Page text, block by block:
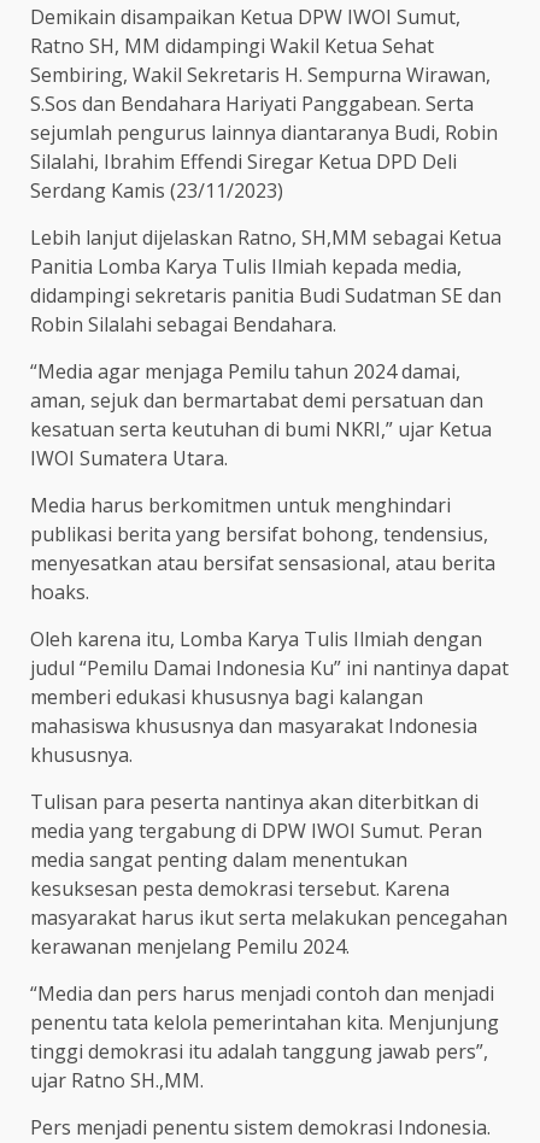
Demikain disampaikan Ketua DPW IWOI Sumut,
Ratno SH, MM didampingi Wakil Ketua Sehat
Sembiring, Wakil Sekretaris H. Sempurna Wirawan,
S.Sos dan Bendahara Hariyati Panggabean. Serta
sejumlah pengurus lainnya diantaranya Budi, Robin
Silalahi, Ibrahim Effendi Siregar Ketua DPD Deli
Serdang Kamis (23/11/2023)
Lebih lanjut dijelaskan Ratno, SH,MM sebagai Ketua
Panitia Lomba Karya Tulis Ilmiah kepada media,
didampingi sekretaris panitia Budi Sudatman SE dan
Robin Silalahi sebagai Bendahara.
“Media agar menjaga Pemilu tahun 2024 damai,
aman, sejuk dan bermartabat demi persatuan dan
kesatuan serta keutuhan di bumi NKRI,” ujar Ketua
IWOI Sumatera Utara.
Media harus berkomitmen untuk menghindari
publikasi berita yang bersifat bohong, tendensius,
menyesatkan atau bersifat sensasional, atau berita
hoaks.
Oleh karena itu, Lomba Karya Tulis Ilmiah dengan
judul “Pemilu Damai Indonesia Ku” ini nantinya dapat
memberi edukasi khususnya bagi kalangan
mahasiswa khususnya dan masyarakat Indonesia
khususnya.
Tulisan para peserta nantinya akan diterbitkan di
media yang tergabung di DPW IWOI Sumut. Peran
media sangat penting dalam menentukan
kesuksesan pesta demokrasi tersebut. Karena
masyarakat harus ikut serta melakukan pencegahan
kerawanan menjelang Pemilu 2024.
“Media dan pers harus menjadi contoh dan menjadi
penentu tata kelola pemerintahan kita. Menjunjung
tinggi demokrasi itu adalah tanggung jawab pers”,
ujar Ratno SH.,MM.
Pers menjadi penentu sistem demokrasi Indonesia.